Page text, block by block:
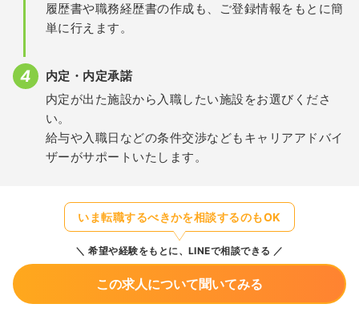
履歴書や職務経歴書の作成も、ご登録情報をもとに簡
単に行えます。
内定・内定承諾
内定が出た施設から入職したい施設をお選びくださ
い。
給与や入職日などの条件交渉などもキャリアアドバイ
ザーがサポートいたします。
いま転職するべきかを相談するのもOK
希望や経験をもとに、LINEで相談できる
この求人について聞いてみる